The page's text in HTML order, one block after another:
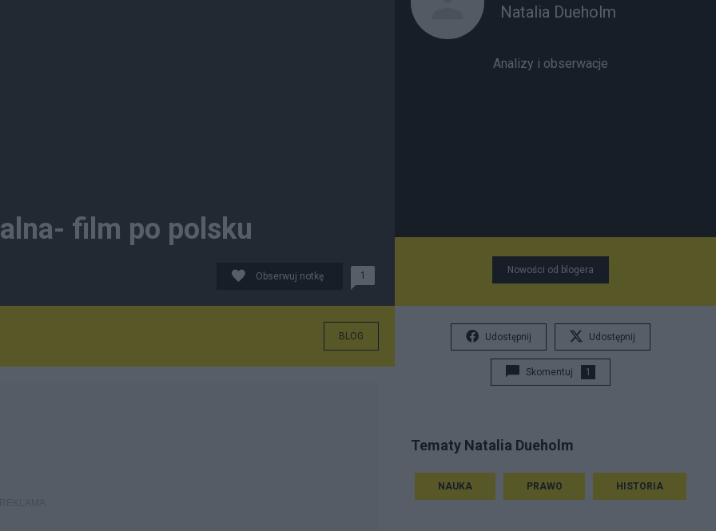
film po polsku
Obserwuj notkę 1
BLOG
Natalia Dueholm
Analizy i obserwacje
Nowości od blogera
Udostępnij Udostępnij
Skomentuj 1
Tematy Natalia Dueholm
NAUKA PRAWO HISTORIA